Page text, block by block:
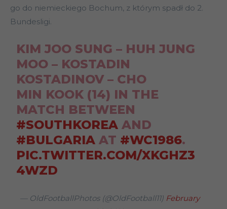
go do niemieckiego Bochum, z którym spadł do 2.
Bundesligi.
KIM JOO SUNG – HUH JUNG
MOO – KOSTADIN
KOSTADINOV – CHO
MIN KOOK (14) IN THE
MATCH BETWEEN
#SOUTHKOREAAND
#BULGARIAAT #WC1986.
PIC.TWITTER.COM/XKGHZ3
4WZD
— OldFootballPhotos (@OldFootball11) February